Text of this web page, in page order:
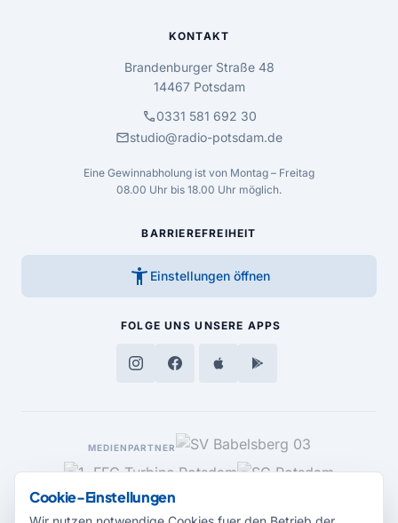
KONTAKT
Brandenburger Straße 48
14467 Potsdam
call0331 581 692 30
mailstudio@radio-potsdam.de
Eine Gewinnabholung ist von Montag – Freitag
08.00 Uhr bis 18.00 Uhr möglich.
BARRIEREFREIHEIT
accessibility_new Einstellungen öffnen
FOLGE UNS UNSERE APPS
MEDIENPARTNER
Cookie-Einstellungen